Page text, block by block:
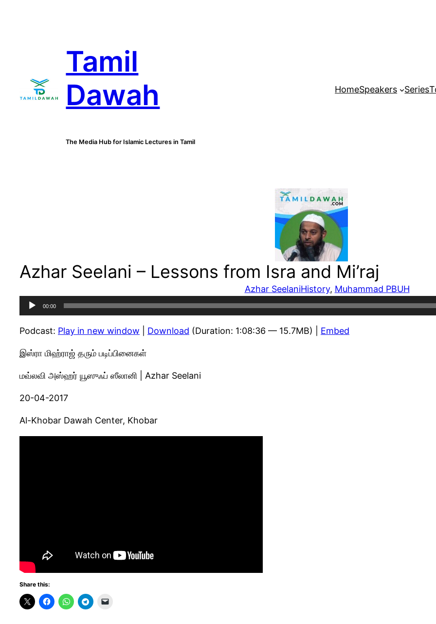
Tamil
Dawah
The Media Hub for Islamic Lectures in Tamil
HomeSpeakers Series
Azhar Seelani – Lessons from Isra and Mi’raj
Azhar SeelaniHistory, Muhammad PBUH
Audio
Player
00:00
Podcast: Play in new window Download (Duration: 1:08:36 — 15.7MB) | Embed
இஸ்ரா மிஹ்ராஜ் தரும் படிப்பினைகள்
மவ்லவி அஸ்ஹர் யூஸுஃப் ஸீலானி | Azhar Seelani
20-04-2017
Al-Khobar Dawah Center, Khobar
Share this: